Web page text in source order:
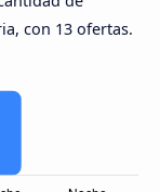
con 13 ofertas.